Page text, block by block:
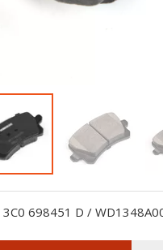
3C0 698451 D /